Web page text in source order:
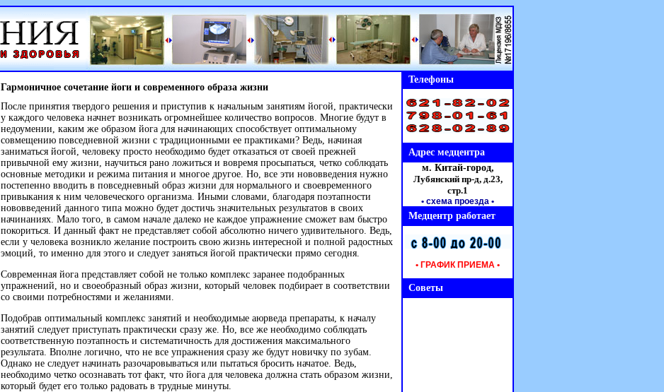
Гармоничное сочетание йоги и современного образа жизни
После принятия твердого решения и приступив к начальным занятиям йогой, практически
у каждого человека начнет возникать огромнейшее количество вопросов. Многие будут в
недоумении, каким же образом йога для начинающих способствует оптимальному
совмещению повседневной жизни с традиционными ее практиками? Ведь, начиная
заниматься йогой, человеку просто необходимо будет отказаться от своей прежней
привычной ему жизни, научиться рано ложиться и вовремя просыпаться, четко соблюдать
основные методики и режима питания и многое другое. Но, все эти нововведения нужно
постепенно вводить в повседневный образ жизни для нормального и своевременного
привыкания к ним человеческого организма. Иными словами, благодаря поэтапности
нововведений данного типа можно будет достичь значительных результатов в своих
начинаниях. Мало того, в самом начале далеко не каждое упражнение сможет вам быстро
покориться. И данный факт не представляет собой абсолютно ничего удивительного. Ведь,
если у человека возникло желание построить свою жизнь интересной и полной радостных
эмоций, то именно для этого и следует заняться йогой практически прямо сегодня.
Современная йога представляет собой не только комплекс заранее подобранных
упражнений, но и своеобразный образ жизни, который человек подбирает в соответствии
со своими потребностями и желаниями.
Подобрав оптимальный комплекс занятий и необходимые аюрведа препараты, к началу
занятий следует приступать практически сразу же. Но, все же необходимо соблюдать
соответственную поэтапность и систематичность для достижения максимального
результата. Вполне логично, что не все упражнения сразу же будут новичку по зубам.
Однако не следует начинать разочаровываться или пытаться бросить начатое. Ведь,
необходимо четко осознавать тот факт, что йога для человека должна стать образом жизни,
который будет его только радовать в трудные минуты.
Телефоны
Адрес медцентра
м. Китай-город,
Лубянский пр-д, д.23,
стр.1
• схема проезда •
Медцентр работает
• ГРАФИК ПРИЕМА •
Советы